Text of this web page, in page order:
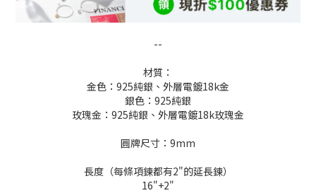
--
材質：
金色：925純銀、外層電鍍18k金
銀色：925純銀
玫瑰金：925純銀、外層電鍍18k玫瑰金
圓牌尺寸：9mm
長度（每條項鍊都有2"的延長鍊）
16"+2"